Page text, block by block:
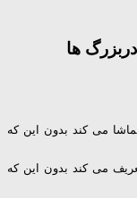
ها
می کند بدون این که
می کند بدون این که